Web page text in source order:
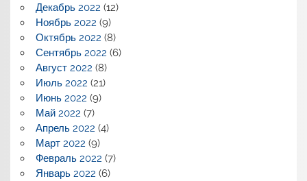
Декабрь 2022 (12)
Ноябрь 2022 (9)
Октябрь 2022 (8)
Сентябрь 2022 (6)
Август 2022 (8)
Июль 2022 (21)
Июнь 2022 (9)
Май 2022 (7)
Апрель 2022 (4)
Март 2022 (9)
Февраль 2022 (7)
Январь 2022 (6)